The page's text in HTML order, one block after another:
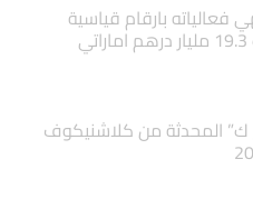
2017 ينهي فعالياته بارقام قياسية
ك” المحدثة من كلاشنيكوف